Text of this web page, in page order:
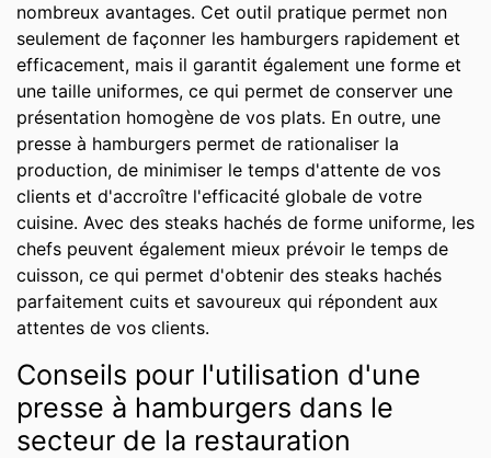
nombreux avantages. Cet outil pratique permet non
seulement de façonner les hamburgers rapidement et
efficacement, mais il garantit également une forme et
une taille uniformes, ce qui permet de conserver une
présentation homogène de vos plats. En outre, une
presse à hamburgers permet de rationaliser la
production, de minimiser le temps d'attente de vos
clients et d'accroître l'efficacité globale de votre
cuisine. Avec des steaks hachés de forme uniforme, les
chefs peuvent également mieux prévoir le temps de
cuisson, ce qui permet d'obtenir des steaks hachés
parfaitement cuits et savoureux qui répondent aux
attentes de vos clients.
Conseils pour l'utilisation d'une
presse à hamburgers dans le
secteur de la restauration